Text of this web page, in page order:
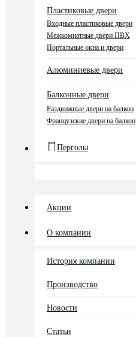
Пластиковые двери
Входные пластиковые двери
Межкомнатные двери ПВХ
Портальные окна и двери
Алюминиевые двери
Балконные двери
Раздвижные двери на балкон
Французские двери на балкон
Перголы
Акции
О компании
История компании
Производство
Новости
Статьи